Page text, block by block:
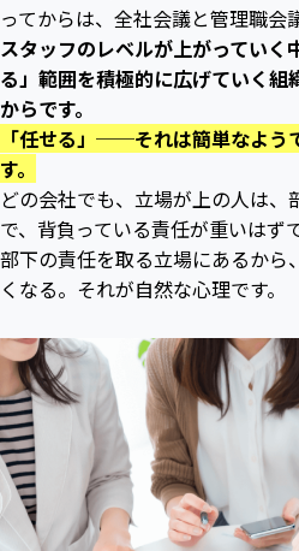
ってからは、全社会議と管理職会
スタッフのレベルが上がっていく
る」範囲を積極的に広げていく組
からです。
「任せる」──それは簡単なよう
す。
どの会社でも、立場が上の人は
で、背負っている責任が重いはずで
部下の責任を取る立場にあるから
くなる。それが自然な心理です。